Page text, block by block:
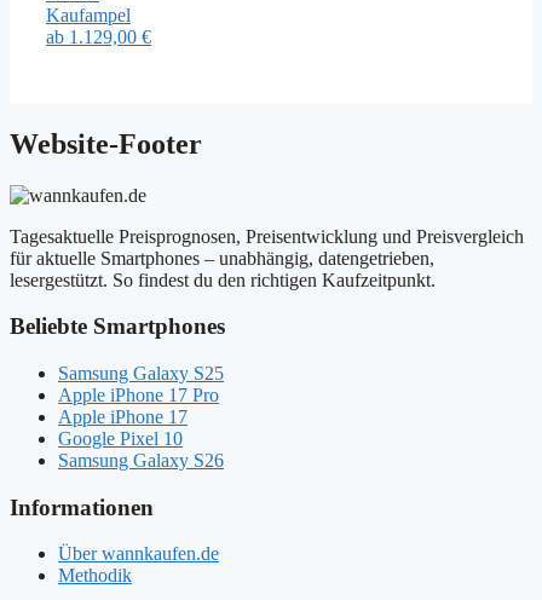
Kaufampel
ab 1.129,00 €
Website-Footer
Tagesaktuelle Preisprognosen, Preisentwicklung und Preisvergleich
für aktuelle Smartphones – unabhängig, datengetrieben,
lesergestützt. So findest du den richtigen Kaufzeitpunkt.
Beliebte Smartphones
Samsung Galaxy S25
Apple iPhone 17 Pro
Apple iPhone 17
Google Pixel 10
Samsung Galaxy S26
Informationen
Über wannkaufen.de
Methodik